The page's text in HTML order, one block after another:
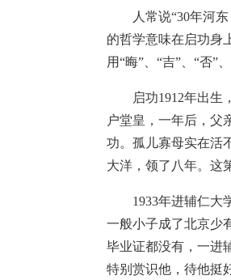
人常说“30年河东
的哲学意味在启功身
用“晦”、“吉”、“否”
启功1912年出生，
户堂皇，一年后，父
功。孤儿寡母实在活
大洋，领了八年。这
1933年进辅仁大学
一般小子成了北京少
毕业证都没有，一进
特别赏识他，待他挺